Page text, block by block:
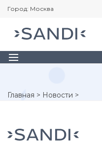
Город: Москва
Главная > Новости >